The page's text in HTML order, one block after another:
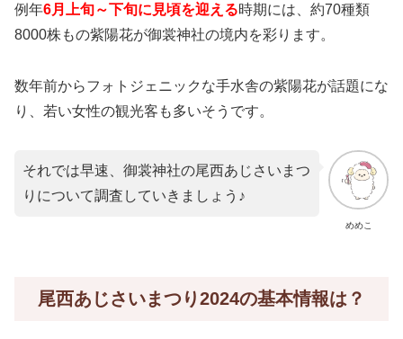
例年6月上旬～下旬に見頃を迎える時期には、約70種類
8000株もの紫陽花が御裳神社の境内を彩ります。
数年前からフォトジェニックな手水舎の紫陽花が話題にな
り、若い女性の観光客も多いそうです。
めめこ
それでは早速、御裳神社の尾西あじさいまつ
りについて調査していきましょう♪
尾西あじさいまつり2024の基本情報は？